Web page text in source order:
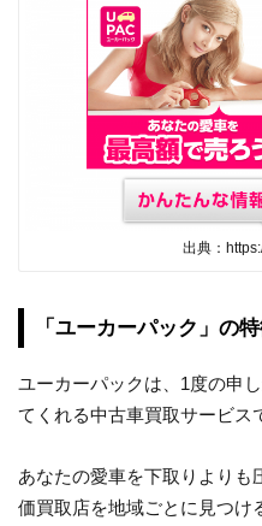
出典：
「ユーカーパック」の
ユーカーパックは、1度の申
てくれる中古車買取サービス
あなたの愛車を下取りよりも
価買取店を地域ごとに見つけ